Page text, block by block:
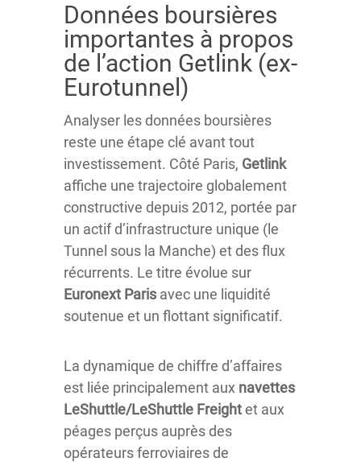
Données boursières
importantes à propos
de l’action Getlink (ex-
Eurotunnel)
Analyser les données boursières
reste une étape clé avant tout
investissement. Côté Paris, Getlink
affiche une trajectoire globalement
constructive depuis 2012, portée par
un actif d’infrastructure unique (le
Tunnel sous la Manche) et des flux
récurrents. Le titre évolue sur
Euronext Paris avec une liquidité
soutenue et un flottant significatif.
La dynamique de chiffre d’affaires
est liée principalement aux navettes
LeShuttle/LeShuttle Freightet aux
péages perçus auprès des
opérateurs ferroviaires de